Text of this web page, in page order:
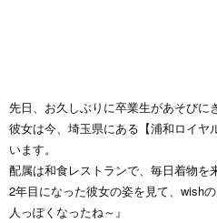
先日、お久しぶりに卒業生があそびに
彼女は今、埼玉県にある【浦和ロイヤ
います。
配属は和食レストランで、毎日着物を
2年目になった彼女の姿を見て、wish
人っぽくなったね～』